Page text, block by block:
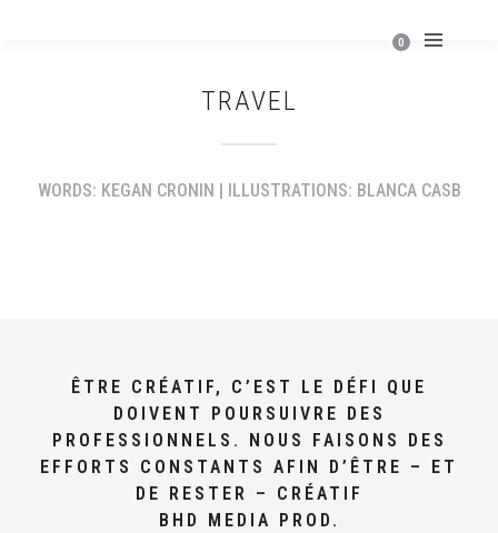
0
TRAVEL
WORDS: KEGAN CRONIN | ILLUSTRATIONS: BLANCA CASB
ÊTRE CRÉATIF, C’EST LE DÉFI QUE
DOIVENT POURSUIVRE DES
PROFESSIONNELS. NOUS FAISONS DES
EFFORTS CONSTANTS AFIN D’ÊTRE – ET
DE RESTER – CRÉATIF
BHD MEDIA PROD.